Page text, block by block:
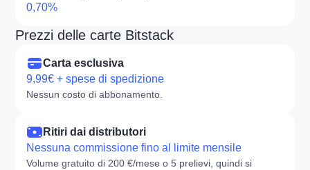
0,70%
Prezzi delle carte Bitstack
Carta esclusiva
9,99€ + spese di spedizione
Nessun costo di abbonamento.
Ritiri dai distributori
Nessuna commissione fino al limite mensile
Volume gratuito di 200 €/mese o 5 prelievi, quindi si